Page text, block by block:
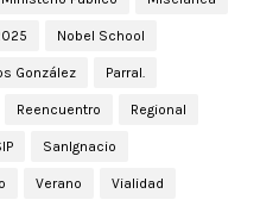
Nobel School
González Parral.
Reencuentro Regional
SanIgnacio
Verano Vialidad